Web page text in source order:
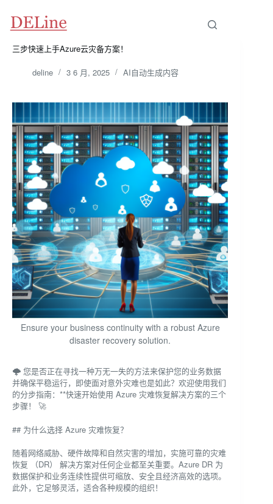
三步快速上手Azure云灾备方案！
deline 3 6 月, 2025 AI自动生成内容
Ensure your business continuity with a robust Azure
disaster recovery solution.
🌩️ 您是否正在寻找一种万无一失的方法来保护您的业务数据
并确保平稳运行，即使面对意外灾难也是如此？欢迎使用我们
的分步指南：**快速开始使用 Azure 灾难恢复解决方案的三个
步骤！ 🚀
## 为什么选择 Azure 灾难恢复？
随着网络威胁、硬件故障和自然灾害的增加，实施可靠的灾难
恢复 （DR） 解决方案对任何企业都至关重要。Azure DR 为
数据保护和业务连续性提供可缩放、安全且经济高效的选项。
此外，它足够灵活，适合各种规模的组织！